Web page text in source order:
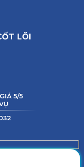
LÕI
5/5